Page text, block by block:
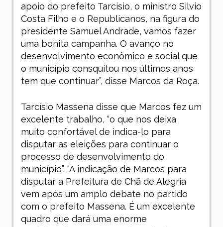
apoio do prefeito Tarcisio, o ministro Silvio
Costa Filho e o Republicanos, na figura do
presidente Samuel Andrade, vamos fazer
uma bonita campanha. O avanço no
desenvolvimento econômico e social que
o município consquitou nos últimos anos
tem que continuar”, disse Marcos da Roça.
Tarcísio Massena disse que Marcos fez um
excelente trabalho, “o que nos deixa
muito confortável de indica-lo para
disputar as eleições para continuar o
processo de desenvolvimento do
município”. “A indicação de Marcos para
disputar a Prefeitura de Chã de Alegria
vem após um amplo debate no partido
com o prefeito Massena. É um excelente
quadro que dará uma enorme